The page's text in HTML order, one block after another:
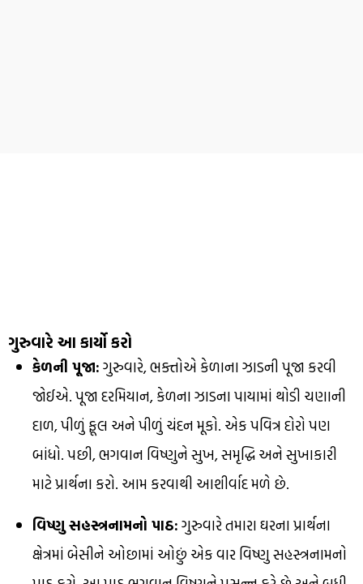
ગુરુવારે આ કાર્યો કરો
કેળની પૂજા:ગુરુવારે, ભક્તોએ કેળાના ઝાડની પૂજા કરવી
જોઈએ. પૂજા દરમિયાન, કેળના ઝાડના પાયામાં થોડી ચણાની
દાળ, પીળું ફૂલ અને પીળું ચંદન મૂકો. એક પવિત્ર દોરો પણ
બાંધો. પછી, ભગવાન વિષ્ણુને સુખ, સમૃદ્ધિ અને સુખાકારી
માટે પ્રાર્થના કરો. આમ કરવાથી આશીર્વાદ મળે છે.
વિષ્ણુ સહસ્ત્રનામનો પાઠ:ગુરુવારે તમારા ઘરના પ્રાર્થના
ક્ષેત્રમાં બેસીને ઓછામાં ઓછું એક વાર વિષ્ણુ સહસ્ત્રનામનો